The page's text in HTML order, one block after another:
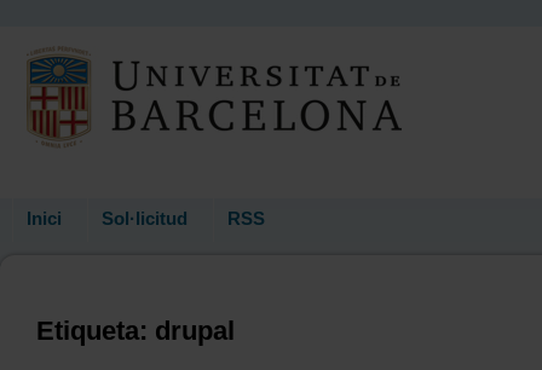
Inici Sol·licitud RSS
Etiqueta: drupal